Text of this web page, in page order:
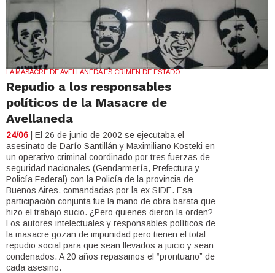
LA MASACRE DE AVELLANEDA ES CRIMEN DE ESTADO
Repudio a los responsables
políticos de la Masacre de
Avellaneda
24/06 | El 26 de junio de 2002 se ejecutaba el
asesinato de Darío Santillán y Maximiliano Kosteki en
un operativo criminal coordinado por tres fuerzas de
seguridad nacionales (Gendarmería, Prefectura y
Policía Federal) con la Policía de la provincia de
Buenos Aires, comandadas por la ex SIDE. Esa
participación conjunta fue la mano de obra barata que
hizo el trabajo sucio. ¿Pero quienes dieron la orden?
Los autores intelectuales y responsables políticos de
la masacre gozan de impunidad pero tienen el total
repudio social para que sean llevados a juicio y sean
condenados. A 20 años repasamos el “prontuario” de
cada asesino.